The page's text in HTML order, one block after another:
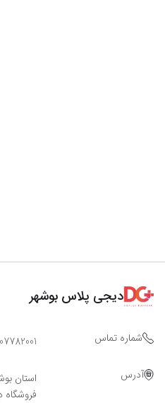
دیجی پلاس بوشهر
شماره تماس
آدرس
استان
فروشگاه